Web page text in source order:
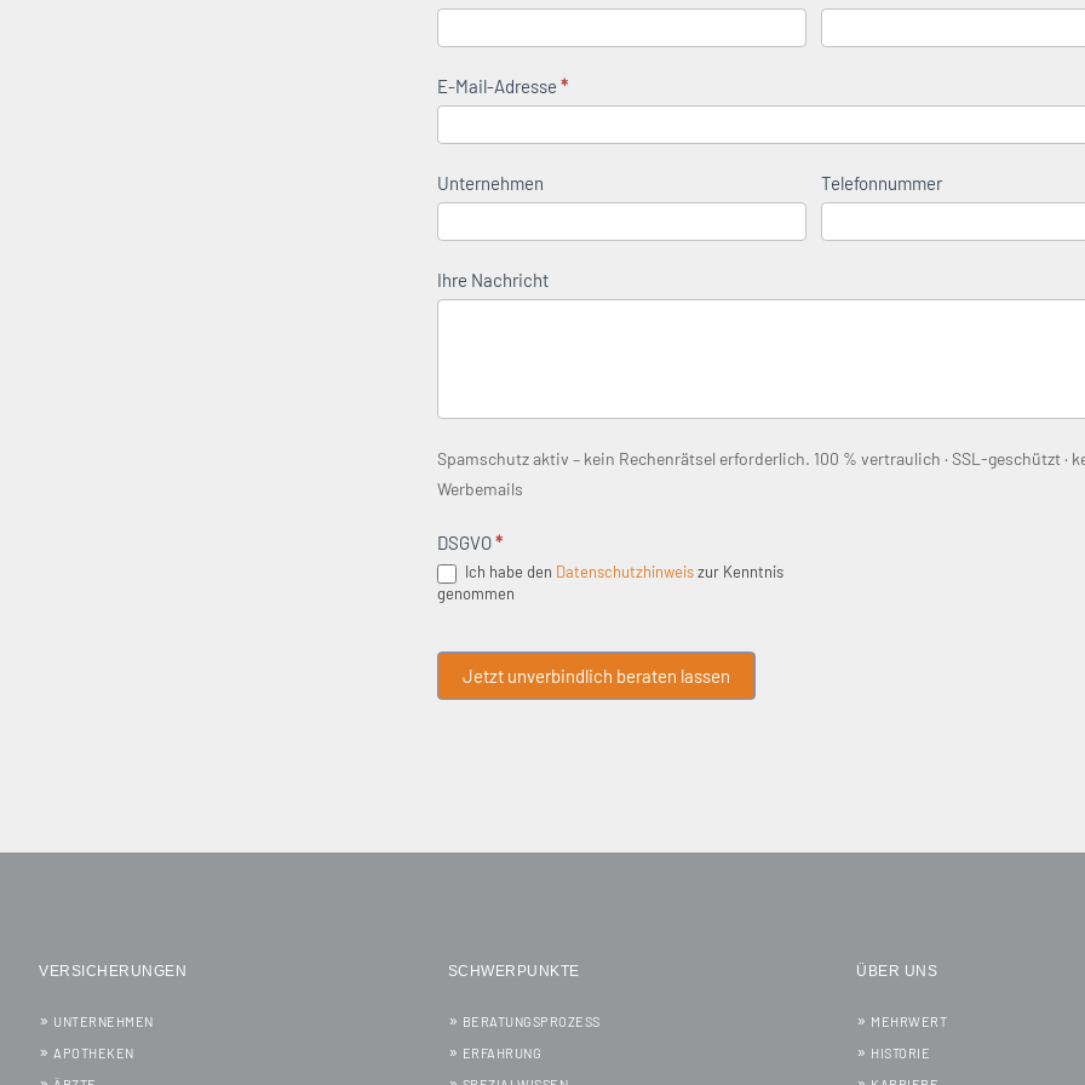
E-Mail-Adresse*
Unternehmen Telefonnummer
Ihre Nachricht
Spamschutz aktiv – kein Rechenrätsel erforderlich. 100 % vertraulich · SSL-geschützt ·
Werbemails
DSGVO*
Ich habe den Datenschutzhinweiszur Kenntnis
genommen
Jetzt unverbindlich beraten lassen
VERSICHERUNGEN
UNTERNEHMEN
APOTHEKEN
SCHWERPUNKTE
BERATUNGSPROZESS
ERFAHRUNG
ÜBER UNS
MEHRWERT
HISTORIE